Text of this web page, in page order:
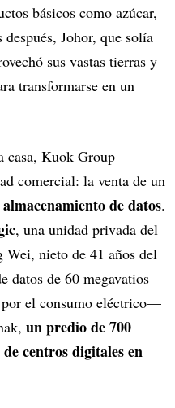
básicos como azúcar,
Johor, que solía
sus vastas tierras y
transformarse en un
casa, Kuok Group
comercial: la venta de un
almacenamiento de datos.
, una unidad privada del
nieto de 41 años del
datos de 60 megavatios
el consumo eléctrico—
un predio de 700
centros digitales en